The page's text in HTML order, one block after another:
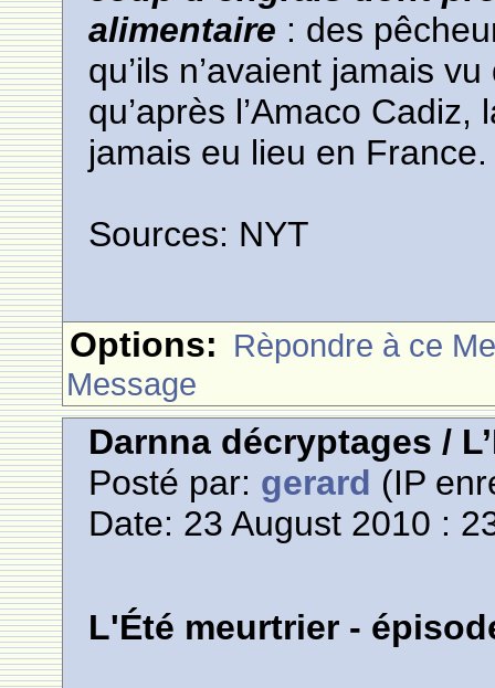
alimentaire : des
qu’ils n’avaient jamais
qu’après l’Amaco
jamais eu lieu en France.
Sources: NYT
Options: Rèpondre à ce
Message
Darnna décryptages /
Posté par: gerard (IP
Date: 23 August 2010 :
L'Été meurtrier -